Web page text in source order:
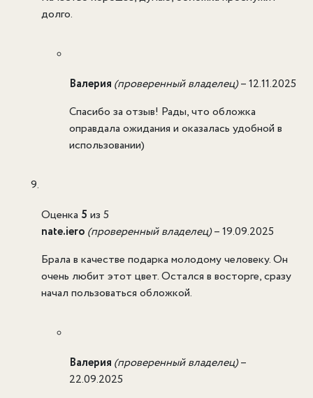
долго.
Валерия (проверенный владелец)–12.11.2025
Спасибо за отзыв! Рады, что обложка
оправдала ожидания и оказалась удобной в
использовании)
Оценка 5 из 5
nate.iero (проверенный владелец)–19.09.2025
Брала в качестве подарка молодому человеку. Он
очень любит этот цвет. Остался в восторге, сразу
начал пользоваться обложкой.
Валерия (проверенный владелец)–
22.09.2025